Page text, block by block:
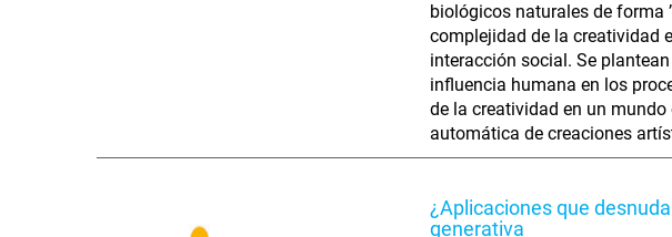
biológicos naturales de forma
complejidad de la creatividad
interacción social. Se
influencia humana en los
de la creatividad en un
automática de creaciones
¿Aplicaciones que
generativa